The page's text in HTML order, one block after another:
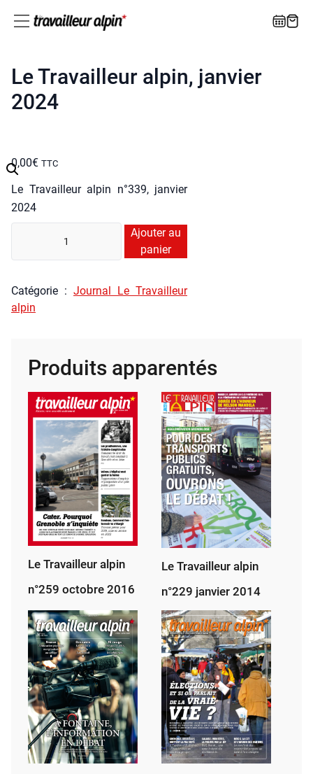
Le Travailleur alpin, janvier
2024
0,00€ TTC
Le Tra­vailleur alpin n°339, jan­vier
2024
té
Le
Tra­
Ajouter au
panier
Caté­go­rie : Jour­nal Le Tra­vailleur
alpin
Produits apparentés
Le Travailleur alpin
n°259 octobre 2016
Le Travailleur alpin
n°229 janvier 2014